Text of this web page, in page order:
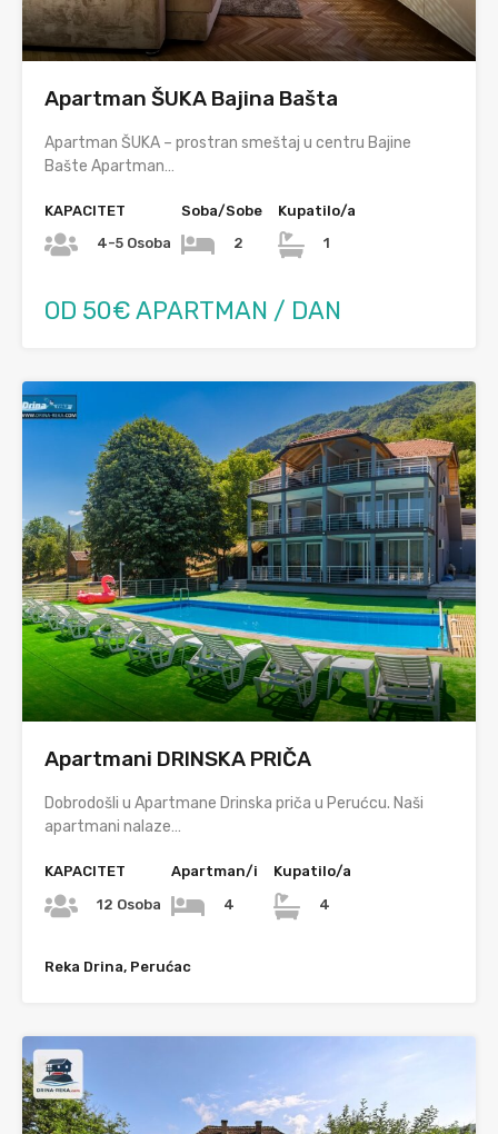
Apartman ŠUKA Bajina Bašta
Apartman ŠUKA – prostran smeštaj u centru Bajine
Bašte Apartman…
KAPACITET
4-5 Osoba
Soba/Sobe
2
Kupatilo/a
1
OD 50€ APARTMAN / DAN
Apartmani DRINSKA PRIČA
Dobrodošli u Apartmane Drinska priča u Perućcu. Naši
apartmani nalaze…
KAPACITET
12 Osoba
Apartman/i
4
Kupatilo/a
4
Reka Drina, Perućac